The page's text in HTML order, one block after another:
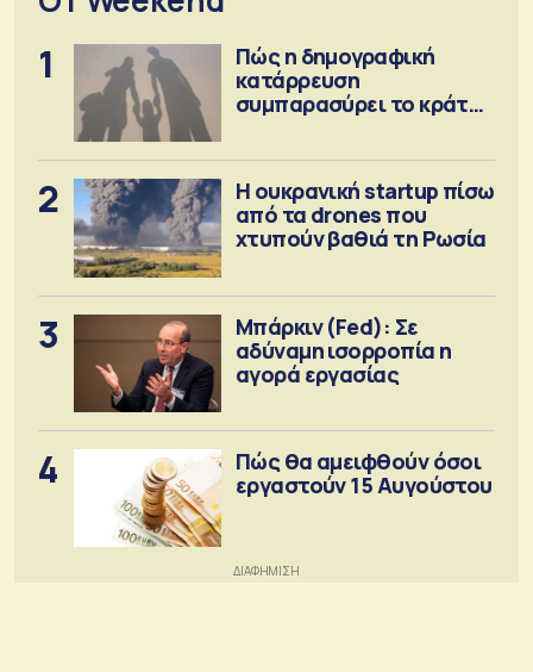
1
Πώς η δημογραφική
κατάρρευση
συμπαρασύρει το κράτος
2
Η ουκρανική startup πίσω
από τα drones που
χτυπούν βαθιά τη Ρωσία
3
Μπάρκιν (Fed): Σε
αδύναμη ισορροπία η
αγορά εργασίας
4
Πώς θα αμειφθούν όσοι
εργαστούν 15 Αυγούστου